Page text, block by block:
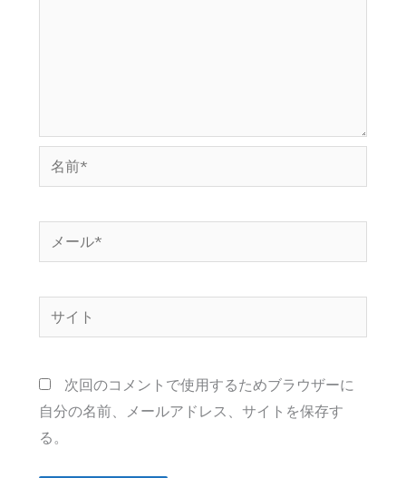
前
ー
イ
次回のコメントで使用するためブラウザーに
自分の名前、メールアドレス、サイトを保存す
る。